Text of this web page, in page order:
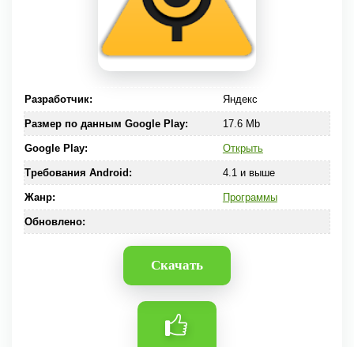
Разработчик: Яндекс
Размер по данным Google Play: 17.6 Mb
Google Play: Открыть
Требования Android: 4.1 и выше
Жанр: Программы
Обновлено:
Скачать